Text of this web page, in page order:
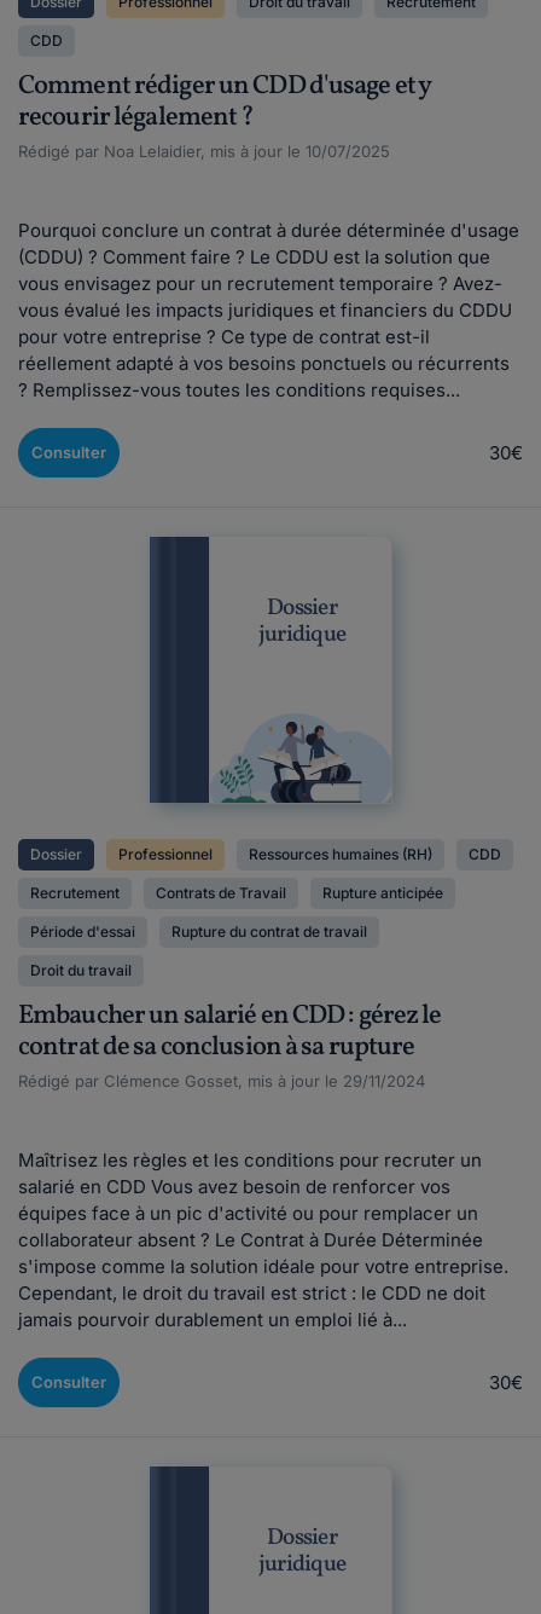
CDD
Comment rédiger un CDD d'usage et y
recourir légalement ?
Rédigé par Noa Lelaidier, mis à jour le 10/07/2025
Pourquoi conclure un contrat à durée déterminée d'usage
(CDDU) ? Comment faire ? Le CDDU est la solution que
vous envisagez pour un recrutement temporaire ? Avez-
vous évalué les impacts juridiques et financiers du CDDU
pour votre entreprise ? Ce type de contrat est-il
réellement adapté à vos besoins ponctuels ou récurrents
? Remplissez-vous toutes les conditions requises...
Consulter 30€
Dossier
juridique
Dossier Professionnel Ressources humaines (RH) CDD
Recrutement Contrats de Travail Rupture anticipée
Période d'essai Rupture du contrat de travail
Droit du travail
Embaucher un salarié en CDD : gérez le
contrat de sa conclusion à sa rupture
Rédigé par Clémence Gosset, mis à jour le 29/11/2024
Maîtrisez les règles et les conditions pour recruter un
salarié en CDD Vous avez besoin de renforcer vos
équipes face à un pic d'activité ou pour remplacer un
collaborateur absent ? Le Contrat à Durée Déterminée
s'impose comme la solution idéale pour votre entreprise.
Cependant, le droit du travail est strict : le CDD ne doit
jamais pourvoir durablement un emploi lié à...
Consulter 30€
Dossier
juridique